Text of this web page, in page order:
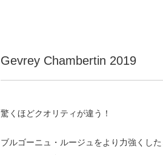
Gevrey Chambertin 2019
驚くほどクオリティが違う！
ブルゴーニュ・ルージュをより力強くし